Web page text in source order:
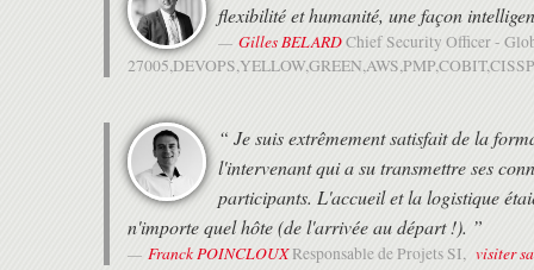
flexibilité et humanité, une façon
Gilles BELARDChief Security Officer -
“ Je suis extrêmement satisfait de la
l'intervenant qui a su transmettre ses
participants. L'accueil et la logistique
n'importe quel hôte (de l'arrivée au départ !). ”
Franck POINCLOUX Responsable de Projets SI, visiter